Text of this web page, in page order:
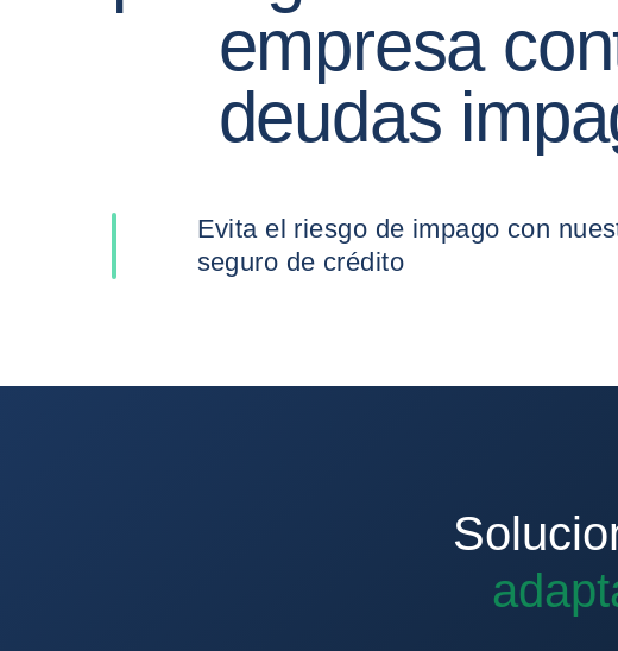
empresa
deudas
Evita el riesgo de impago con nuestro
seguro de crédito